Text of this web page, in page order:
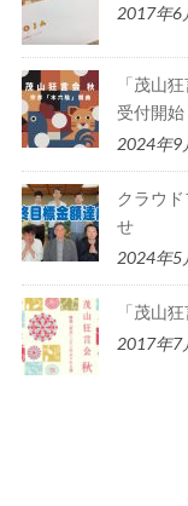
2017年6
「茂山
受付開始
2024年9
クラウ
せ
2024年5
「茂山
2017年7